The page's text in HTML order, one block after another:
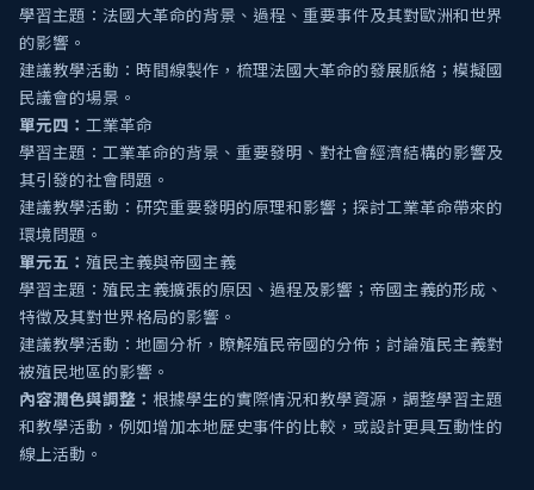
學習主題：法國大革命的背景、過程、重要事件及其對歐洲和世界
的影響。
建議教學活動：時間線製作，梳理法國大革命的發展脈絡；模擬國
民議會的場景。
單元四： 工業革命
學習主題：工業革命的背景、重要發明、對社會經濟結構的影響及
其引發的社會問題。
建議教學活動：研究重要發明的原理和影響；探討工業革命帶來的
環境問題。
單元五： 殖民主義與帝國主義
學習主題：殖民主義擴張的原因、過程及影響；帝國主義的形成、
特徵及其對世界格局的影響。
建議教學活動：地圖分析，瞭解殖民帝國的分佈；討論殖民主義對
被殖民地區的影響。
內容潤色與調整： 根據學生的實際情況和教學資源，調整學習主題
和教學活動，例如增加本地歷史事件的比較，或設計更具互動性的
線上活動。